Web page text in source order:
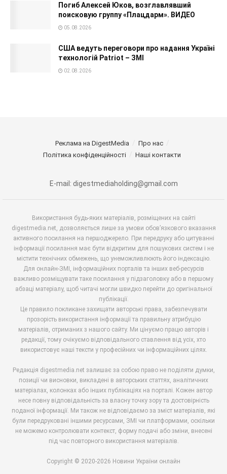
Погиб Алексей Юков, возглавлявший
поисковую группу «Плацдарм». ВИДЕО
05.08.2026
США ведуть переговори про надання Україні
технологій Patriot – ЗМІ
02.08.2026
Реклама на DigestMedia
Про нас
Політика конфіденційності
Наші контакти
E-mail: digestmediaholding@gmail.com
Використання будь-яких матеріалів, розміщених на сайті
digestmedia.net, дозволяється лише за умови обов’язкового вказання
активного посилання на першоджерело. При передруку або цитуванні
інформації посилання має бути відкритим для пошукових систем і не
містити технічних обмежень, що унеможливлюють його індексацію.
Для онлайн-ЗМІ, інформаційних порталів та інших веб-ресурсів
важливо розміщувати таке посилання у підзаголовку або в першому
абзаці матеріалу, щоб читачі могли швидко перейти до оригінальної
публікації.
Це правило покликане захищати авторські права, забезпечувати
прозорість використання інформації та правильну атрибуцію
матеріалів, отриманих з нашого сайту. Ми цінуємо працю авторів і
редакції, тому очікуємо відповідального ставлення від усіх, хто
використовує наші тексти у професійних чи інформаційних цілях.
Редакція digestmedia.net залишає за собою право не поділяти думки,
позиції чи висновки, викладені в авторських статтях, аналітичних
матеріалах, колонках або інших публікаціях на порталі. Кожен автор
несе повну відповідальність за власну точку зору та достовірність
поданої інформації. Ми також не відповідаємо за зміст матеріалів, які
були передруковані іншими ресурсами, ЗМІ чи платформами, оскільки
не можемо контролювати контекст, форму подачі або зміни, внесені
під час повторного використання матеріалів.
Copyright © 2020-2026 Новини України онлайн